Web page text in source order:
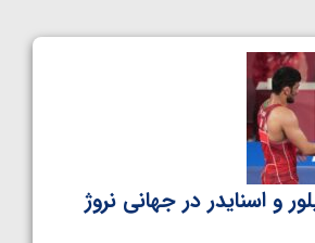
و اسنایدر در جهانی نروژ